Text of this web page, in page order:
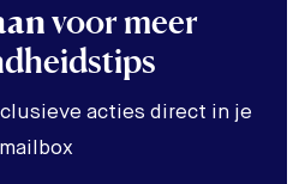
voor meer
acties direct in je
mailbox